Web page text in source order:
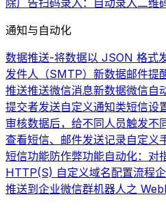
通知与自动化
数据推送-将数据以 JSON 格式
发件人（SMTP） 新数据邮件提
推送推送微信消息新数据微信自
提交者发送自定义通知类短信设
审核数据后，给不同人员触发不
查看短信、邮件发送记录自定义
短信功能防作弊功能自动化：对
HTTP(S) 自定义域名配置流程
推送到企业微信群机器人之